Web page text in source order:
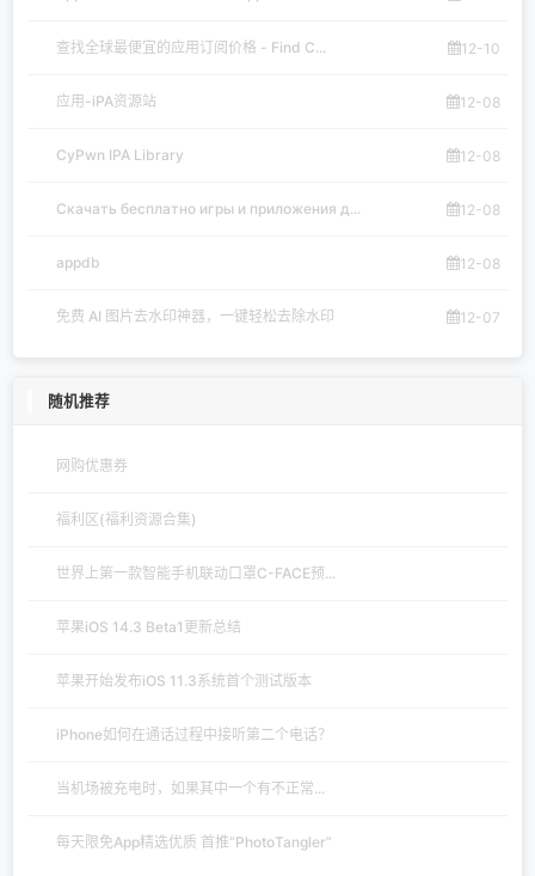
查找全球最便宜的应用订阅价格 - Find C... 12-10
应用-iPA资源站 12-08
CyPwn IPA Library 12-08
Скачать бесплатно игры и приложения д... 12-08
appdb 12-08
免费 AI 图片去水印神器，一键轻松去除水印 12-07
随机推荐
网购优惠券
福利区(福利资源合集)
世界上第一款智能手机联动口罩C-FACE预...
苹果iOS 14.3 Beta1更新总结
苹果开始发布iOS 11.3系统首个测试版本
iPhone如何在通话过程中接听第二个电话？
当机场被充电时，如果其中一个有不正常...
每天限免App精选优质 首推“PhotoTangler”